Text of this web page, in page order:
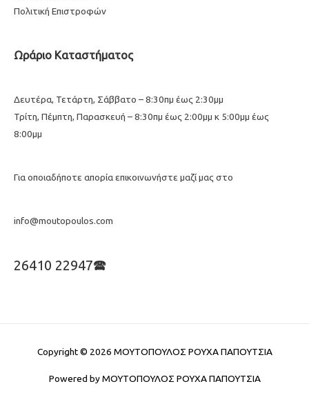
Πολιτική Επιστροφών
Ωράριο Καταστήματος
Δευτέρα, Τετάρτη, Σάββατο – 8:30πμ έως 2:30μμ
Τρίτη, Πέμπτη, Παρασκευή – 8:30πμ έως 2:00μμ κ 5:00μμ έως
8:00μμ
Για οποιαδήποτε απορία επικοινωνήστε μαζί μας στο
info@moutopoulos.com
26410 22947🕿
Copyright © 2026 ΜΟΥΤΟΠΟΥΛΟΣ ΡΟΥΧΑ ΠΑΠΟΥΤΣΙΑ
Powered byΜΟΥΤΟΠΟΥΛΟΣ ΡΟΥΧΑ ΠΑΠΟΥΤΣΙΑ